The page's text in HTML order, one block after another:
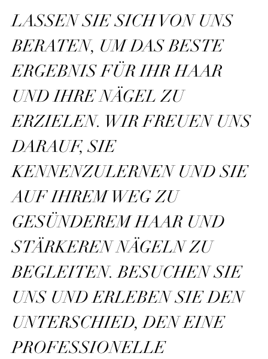
LASSEN SIE SICH VON UNS
BERATEN, UM DAS BESTE
ERGEBNIS FÜR IHR HAAR
UND IHRE NÄGEL ZU
ERZIELEN. WIR FREUEN UNS
DARAUF, SIE
KENNENZULERNEN UND SIE
AUF IHREM WEG ZU
GESÜNDEREM HAAR UND
STÄRKEREN NÄGELN ZU
BEGLEITEN. BESUCHEN SIE
UNS UND ERLEBEN SIE DEN
UNTERSCHIED, DEN EINE
PROFESSIONELLE